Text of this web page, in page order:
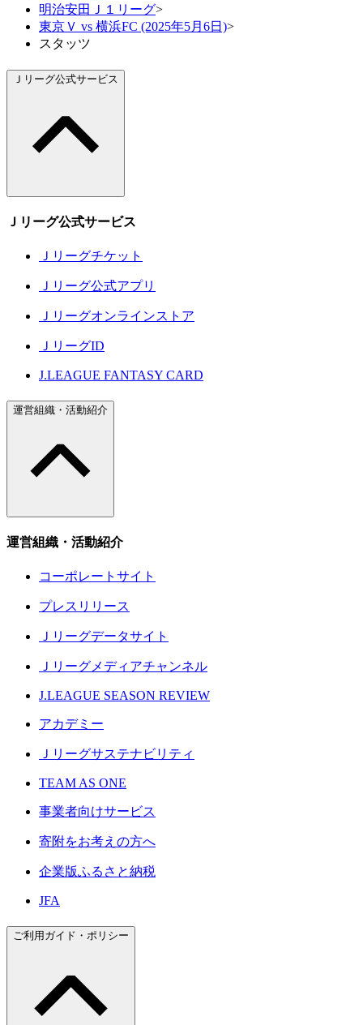
明治安田Ｊ１リーグ>
東京Ｖ vs 横浜FC (2025年5月6日)>
スタッツ
Ｊリーグ公式サービス
Ｊリーグ公式サービス
Ｊリーグチケット
Ｊリーグ公式アプリ
Ｊリーグオンラインストア
ＪリーグID
J.LEAGUE FANTASY CARD
運営組織・活動紹介
運営組織・活動紹介
コーポレートサイト
プレスリリース
Ｊリーグデータサイト
Ｊリーグメディアチャンネル
J.LEAGUE SEASON REVIEW
アカデミー
Ｊリーグサステナビリティ
TEAM AS ONE
事業者向けサービス
寄附をお考えの方へ
企業版ふるさと納税
JFA
ご利用ガイド・ポリシー